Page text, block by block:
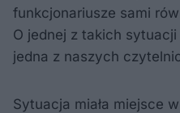
funkcjonariusze sami
O jednej z takich sytuacji
jedna z naszych
Sytuacja miała miejsce